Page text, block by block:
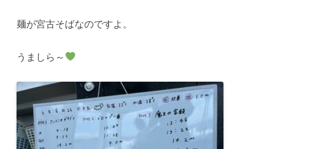
麺が宮古そばなのですよ。
うましら～